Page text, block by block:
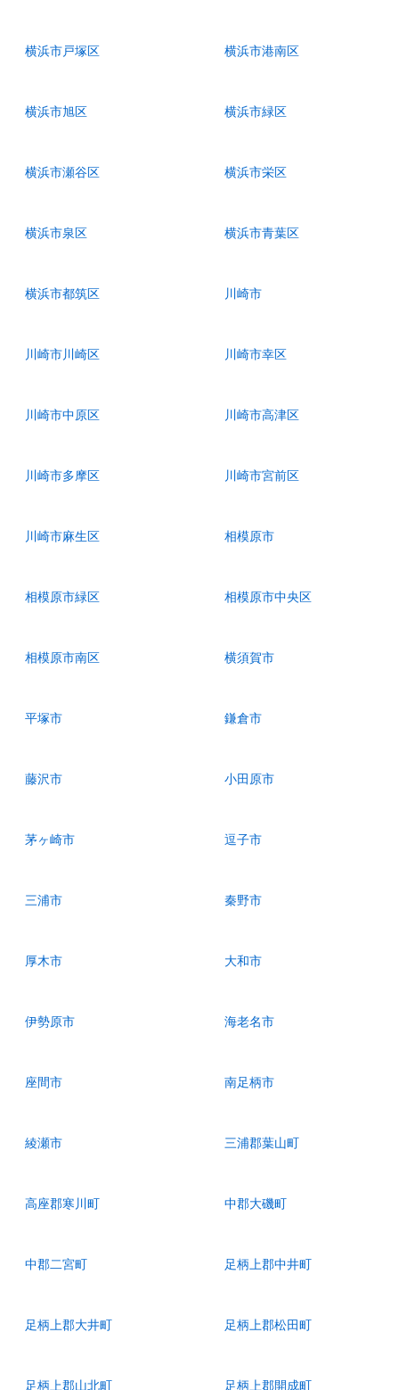
横浜市戸塚区 横浜市港南区
横浜市旭区 横浜市緑区
横浜市瀬谷区 横浜市栄区
横浜市泉区 横浜市青葉区
横浜市都筑区 川崎市
川崎市川崎区 川崎市幸区
川崎市中原区 川崎市高津区
川崎市多摩区 川崎市宮前区
川崎市麻生区 相模原市
相模原市緑区 相模原市中央区
相模原市南区 横須賀市
平塚市 鎌倉市
藤沢市 小田原市
茅ヶ崎市 逗子市
三浦市 秦野市
厚木市 大和市
伊勢原市 海老名市
座間市 南足柄市
綾瀬市 三浦郡葉山町
高座郡寒川町 中郡大磯町
中郡二宮町 足柄上郡中井町
足柄上郡大井町 足柄上郡松田町
足柄上郡山北町 足柄上郡開成町